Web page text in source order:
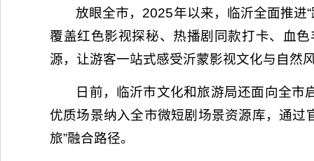
放眼全市，2025年以来，临沂全面推进
覆盖红色影视探秘、热播剧同款打卡、血
源，让游客一站式感受沂蒙影视文化与自然
日前，临沂市文化和旅游局还面向全
优质场景纳入全市微短剧场景资源库，通过
旅”融合路径。